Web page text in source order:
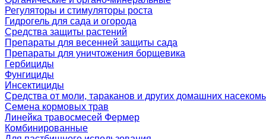
Регуляторы и стимуляторы роста
Гидрогель для сада и огорода
Средства защиты растений
Препараты для весенней защиты сада
Препараты для уничтожения борщевика
Гербициды
Фунгициды
Инсектициды
Средства от моли, тараканов и других домашних
Семена кормовых трав
Линейка травосмесей Фермер
Комбинированные